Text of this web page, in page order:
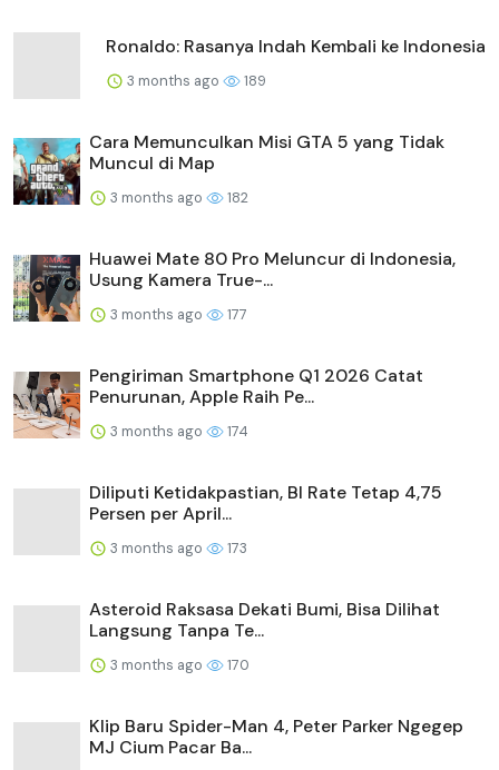
Ronaldo: Rasanya Indah Kembali ke Indonesia
3 months ago 189
Cara Memunculkan Misi GTA 5 yang Tidak
Muncul di Map
3 months ago 182
Huawei Mate 80 Pro Meluncur di Indonesia,
Usung Kamera True-...
3 months ago 177
Pengiriman Smartphone Q1 2026 Catat
Penurunan, Apple Raih Pe...
3 months ago 174
Diliputi Ketidakpastian, BI Rate Tetap 4,75
Persen per April...
3 months ago 173
Asteroid Raksasa Dekati Bumi, Bisa Dilihat
Langsung Tanpa Te...
3 months ago 170
Klip Baru Spider-Man 4, Peter Parker Ngegep
MJ Cium Pacar Ba...